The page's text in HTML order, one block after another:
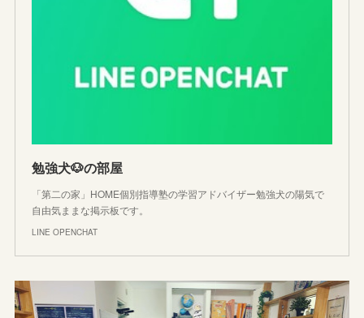
勉強犬🐶の部屋
「第二の家」HOME個別指導塾の学習アドバイザー勉強犬の陽気で
自由気ままな掲示板です。
LINE OPENCHAT